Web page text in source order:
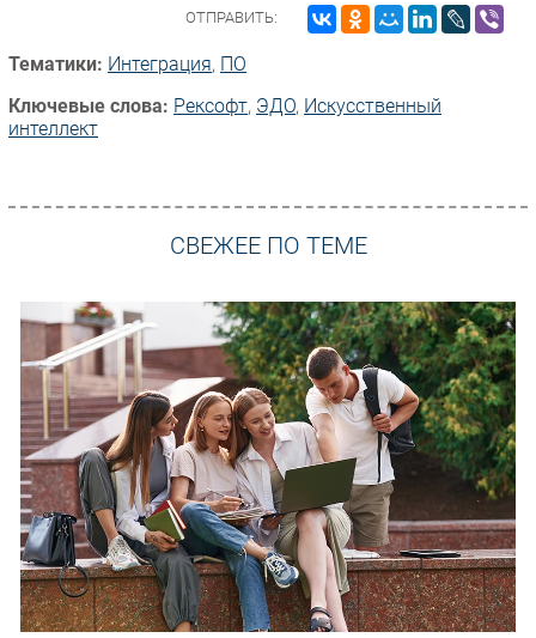
ОТПРАВИТЬ:
Тематики: Интеграция, ПО
Ключевые слова: Рексофт, ЭДО, Искусственный
интеллект
СВЕЖЕЕ ПО ТЕМЕ